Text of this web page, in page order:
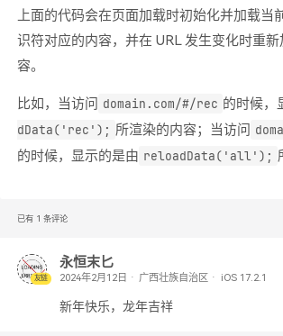
上面的代码会在页面加载时初始化并加载当
识符对应的内容，并在 URL 发生变化时重
容。
比如，当访问 domain.com/#/rec 的时候，
dData('rec'); 所渲染的内容；当访问
的时候，显示的是由 reloadData('all');
已有 1 条评论
友链
永恒末匕
广西壮族自治区 iOS 17.2.1
新年快乐，龙年吉祥